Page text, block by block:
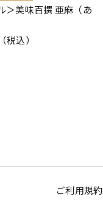
＞美味百撰 亜麻（あ
税込）
ご利用規約